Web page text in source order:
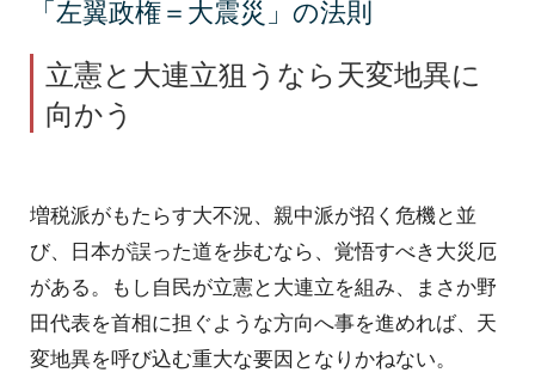
「左翼政権＝大震災」の法則
立憲と大連立狙うなら天変地異に
向かう
増税派がもたらす大不況、親中派が招く危機と並
び、日本が誤った道を歩むなら、覚悟すべき大災厄
がある。もし自民が立憲と大連立を組み、まさか野
田代表を首相に担ぐような方向へ事を進めれば、天
変地異を呼び込む重大な要因となりかねない。